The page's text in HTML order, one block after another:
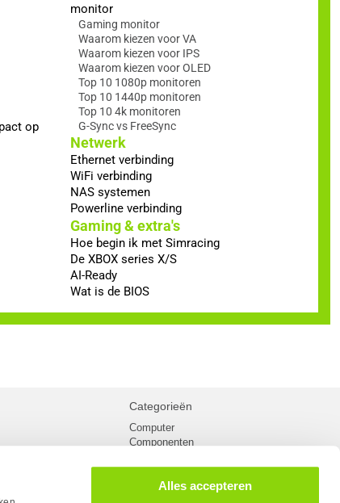
Alles accepteren
op
monitor
Gaming monitor
Waarom kiezen voor VA
Waarom kiezen voor IPS
Waarom kiezen voor OLED
Top 10 1080p monitoren
Top 10 1440p monitoren
Top 10 4k monitoren
G-Sync vs FreeSync
Netwerk
Ethernet verbinding
WiFi verbinding
NAS systemen
Powerline verbinding
Gaming & extra's
Hoe begin ik met Simracing
De XBOX series X/S
AI-Ready
Wat is de BIOS
Categorieën
Computer
Componenten
Kabels
Netwerk